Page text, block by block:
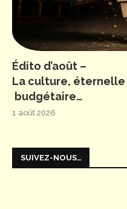
Édito d’août –
La culture, éternelle
budgétaire…
1 août 2026
SUIVEZ-NOUS…